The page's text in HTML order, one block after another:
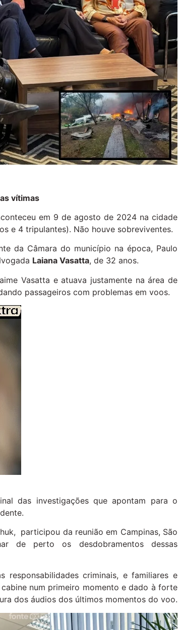
vítimas
em 9 de agosto de 2024 na cidade
e 4 tripulantes). Não houve sobreviventes.
da Câmara do município na época, Paulo
Laiana Vasatta, de 32 anos.
Vasatta e atuava justamente na área de
passageiros com problemas em voos.
das investigações que apontam para o
participou da reunião em Campinas, São
de perto os desdobramentos dessas
criminais, e familiares e
num primeiro momento e dado à forte
dos áudios dos últimos momentos do voo.